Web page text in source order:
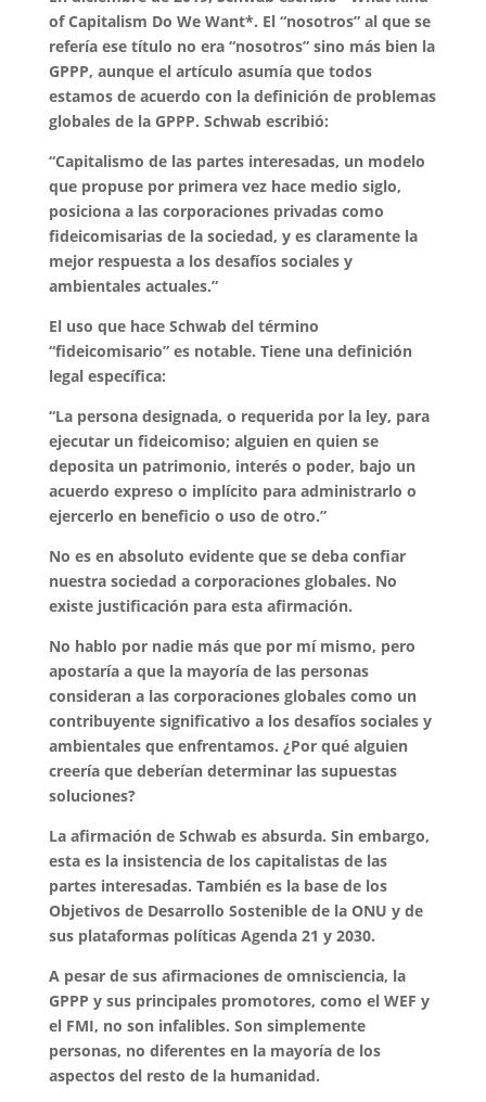
of Capitalism Do We Want*. El “nosotros” al que se
refería ese título no era “nosotros” sino más bien la
GPPP, aunque el artículo asumía que todos
estamos de acuerdo con la definición de problemas
globales de la GPPP. Schwab escribió:
“Capitalismo de las partes interesadas, un modelo
que propuse por primera vez hace medio siglo,
posiciona a las corporaciones privadas como
fideicomisarias de la sociedad, y es claramente la
mejor respuesta a los desafíos sociales y
ambientales actuales.”
El uso que hace Schwab del término
“fideicomisario” es notable. Tiene una definición
legal específica:
“La persona designada, o requerida por la ley, para
ejecutar un fideicomiso; alguien en quien se
deposita un patrimonio, interés o poder, bajo un
acuerdo expreso o implícito para administrarlo o
ejercerlo en beneficio o uso de otro.”
No es en absoluto evidente que se deba confiar
nuestra sociedad a corporaciones globales. No
existe justificación para esta afirmación.
No hablo por nadie más que por mí mismo, pero
apostaría a que la mayoría de las personas
consideran a las corporaciones globales como un
contribuyente significativo a los desafíos sociales y
ambientales que enfrentamos. ¿Por qué alguien
creería que deberían determinar las supuestas
soluciones?
La afirmación de Schwab es absurda. Sin embargo,
esta es la insistencia de los capitalistas de las
partes interesadas. También es la base de los
Objetivos de Desarrollo Sostenible de la ONU y de
sus plataformas políticas Agenda 21 y 2030.
A pesar de sus afirmaciones de omnisciencia, la
GPPP y sus principales promotores, como el WEF y
el FMI, no son infalibles. Son simplemente
personas, no diferentes en la mayoría de los
aspectos del resto de la humanidad.